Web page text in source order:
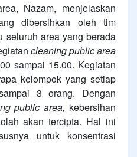
Nazam, menjelaskan
dibersihkan oleh tim
seluruh area yang berada
cleaning public area
sampai 15.00. Kegiatan
kelompok yang setiap
3 orang. Dengan
public area, kebersihan
akan tercipta. Hal ini
untuk konsentrasi